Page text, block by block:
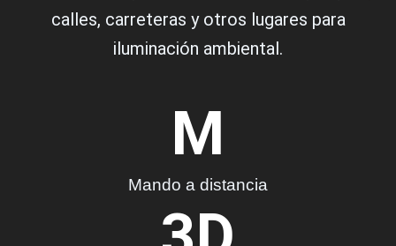
calles, carreteras y otros lugares para
iluminación ambiental.
Mando a distancia
M